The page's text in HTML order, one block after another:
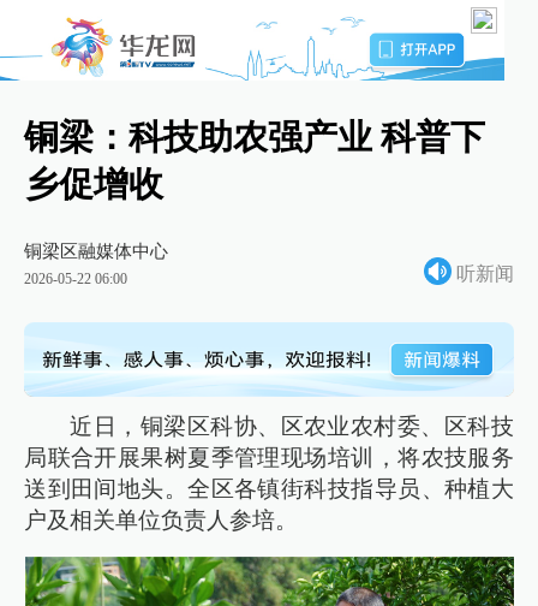
铜梁：科技助农强产业 科普下
乡促增收
铜梁区融媒体中心
2026-05-22 06:00 听新闻
近日，铜梁区科协、区农业农村委、区科技
局联合开展果树夏季管理现场培训，将农技服务
送到田间地头。全区各镇街科技指导员、种植大
户及相关单位负责人参培。